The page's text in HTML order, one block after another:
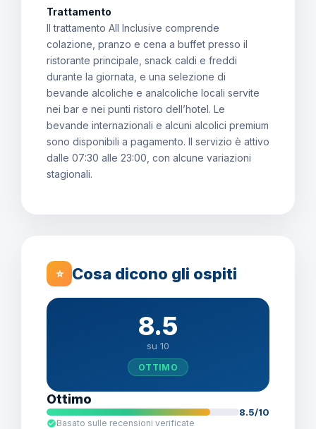
Trattamento
Il trattamento All Inclusive comprende
colazione, pranzo e cena a buffet presso il
ristorante principale, snack caldi e freddi
durante la giornata, e una selezione di
bevande alcoliche e analcoliche locali servite
nei bar e nei punti ristoro dell’hotel. Le
bevande internazionali e alcuni alcolici premium
sono disponibili a pagamento. Il servizio è attivo
dalle 07:30 alle 23:00, con alcune variazioni
stagionali.
⭐ Cosa dicono gli ospiti
8.5
su 10
OTTIMO
Ottimo
8.5/10
Basato sulle recensioni verificate